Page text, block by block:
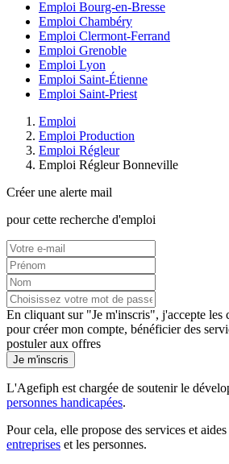
Emploi Bourg-en-Bresse
Emploi Chambéry
Emploi Clermont-Ferrand
Emploi Grenoble
Emploi Lyon
Emploi Saint-Étienne
Emploi Saint-Priest
Emploi
Emploi Production
Emploi Régleur
Emploi Régleur Bonneville
Créer une alerte mail
pour cette recherche d'emploi
En cliquant sur "Je m'inscris", j'accepte les
pour créer mon compte, bénéficier des
postuler aux offres
Je m'inscris
L'Agefiph est chargée de soutenir le
personnes handicapées.
Pour cela, elle propose des services et
entreprises et les personnes.